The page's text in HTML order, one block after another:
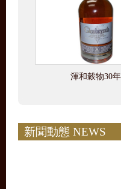
渾和穀物30年
新聞動態 NEWS